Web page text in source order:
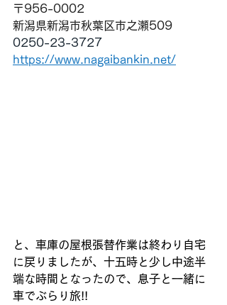
〒956-0002
新潟県新潟市秋葉区市之瀬509
0250-23-3727
https://www.nagaibankin.net/
と、車庫の屋根張替作業は終わり自宅
に戻りましたが、十五時と少し中途半
端な時間となったので、息子と一緒に
車でぶらり旅!!